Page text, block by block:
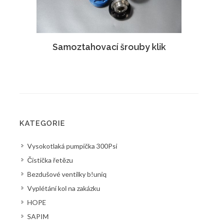
Samoztahovací šrouby klik
KATEGORIE
Vysokotlaká pumpička 300Psi
Čistička řetězu
Bezdušové ventilky b!uniq
Vyplétání kol na zakázku
HOPE
SAPIM